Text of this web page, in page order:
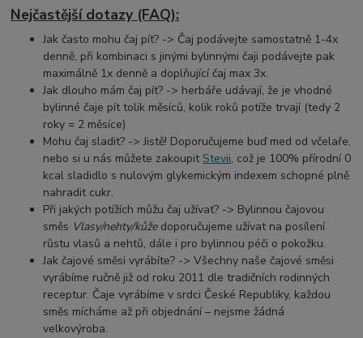
Nejčastější dotazy (FAQ):
Jak často mohu čaj pít? -> Čaj podávejte samostatně 1-4x
denně, při kombinaci s jinými bylinnými čaji podávejte pak
maximálně 1x denně a doplňující čaj max 3x.
Jak dlouho mám čaj pít? -> herbáře udávají, že je vhodné
bylinné čaje pít tolik měsíců, kolik roků potíže trvají (tedy 2
roky = 2 měsíce)
Mohu čaj sladit? -> Jistě! Doporučujeme buď med od včelaře,
nebo si u nás můžete zakoupit Stevii, což je 100% přírodní 0
kcal sladidlo s nulovým glykemickým indexem schopné plně
nahradit cukr.
Při jakých potížích můžu čaj užívat? -> Bylinnou čajovou
směs Vlasy/nehty/kůžedoporučujeme užívat na posílení
růstu vlasů a nehtů, dále i pro bylinnou péči o pokožku.
Jak čajové směsi vyrábíte? -> Všechny naše čajové směsi
vyrábíme ručně již od roku 2011 dle tradičních rodinných
receptur. Čaje vyrábíme v srdci České Republiky, každou
směs mícháme až při objednání – nejsme žádná
velkovýroba.